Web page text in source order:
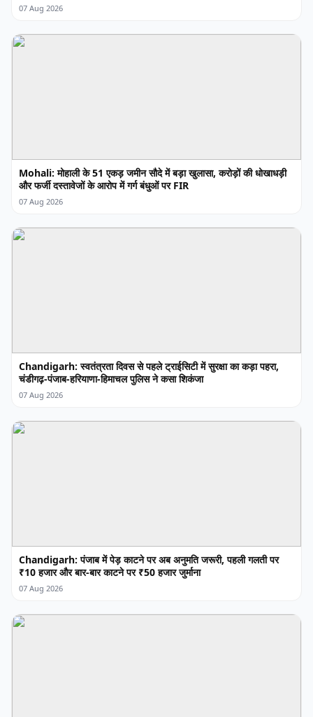
07 Aug 2026
Mohali: मोहाली के 51 एकड़ जमीन सौदे में बड़ा खुलासा, करोड़ों की धोखाधड़ी
और फर्जी दस्तावेजों के आरोप में गर्ग बंधुओं पर FIR
07 Aug 2026
Chandigarh: स्वतंत्रता दिवस से पहले ट्राईसिटी में सुरक्षा का कड़ा पहरा,
चंडीगढ़-पंजाब-हरियाणा-हिमाचल पुलिस ने कसा शिकंजा
07 Aug 2026
Chandigarh: पंजाब में पेड़ काटने पर अब अनुमति जरूरी, पहली गलती पर
₹10 हजार और बार-बार काटने पर ₹50 हजार जुर्माना
07 Aug 2026